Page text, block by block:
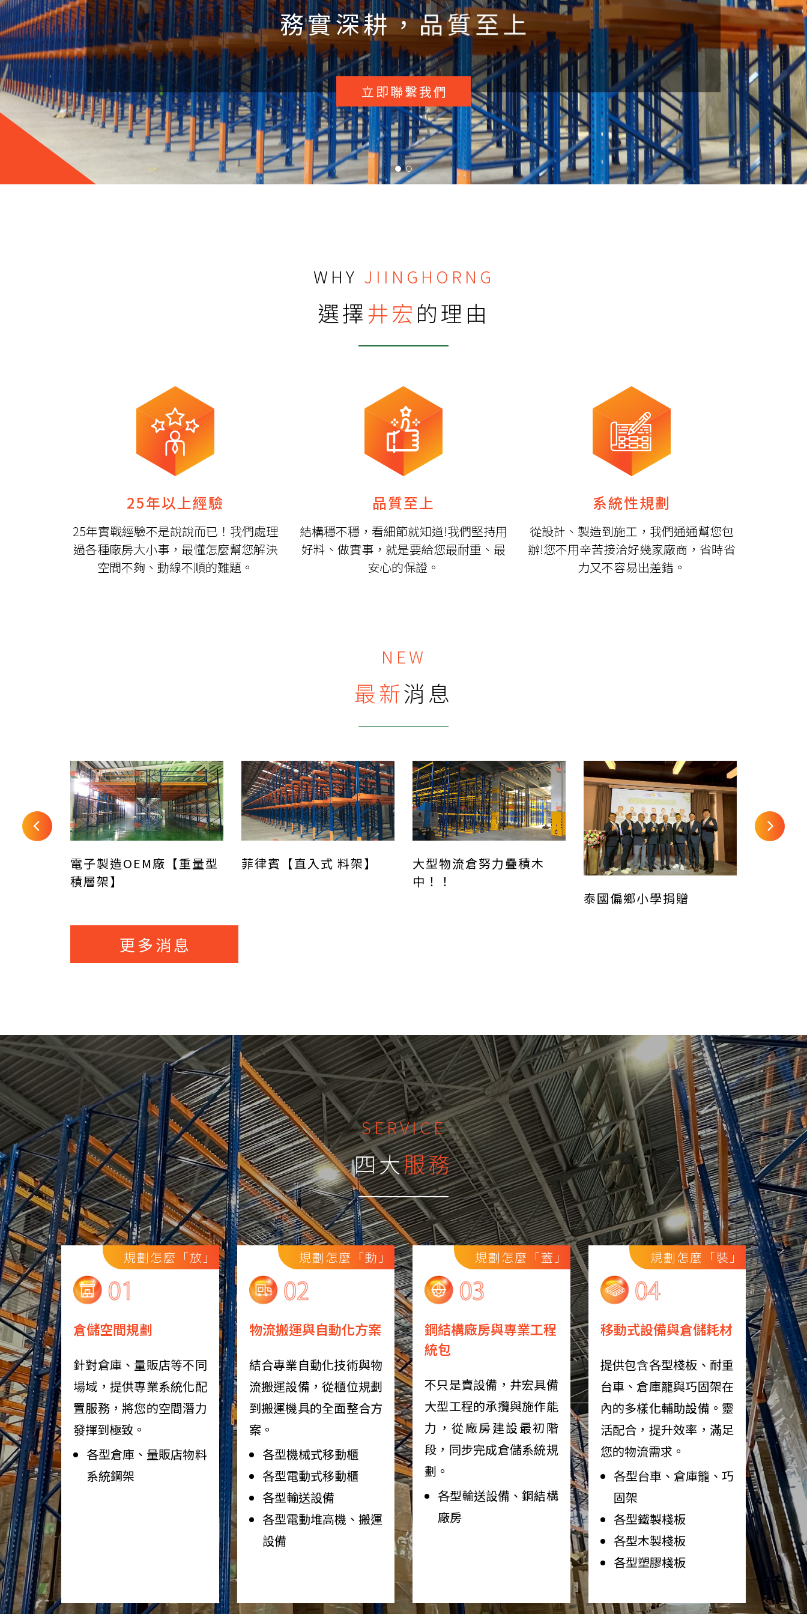
棧板式鋼架｜固定式鋼架｜機械式移動櫃｜特殊鋼架｜物流周邊輸送設備
立即洽談您的需求
WHY JIINGHORNG
選擇井宏的理由
25年以上經驗
25年實戰經驗不是說說而已！我們處理
過各種廠房大小事，最懂怎麼幫您解決
空間不夠、動線不順的難題。
品質至上
結構穩不穩，看細節就知道!我們堅持用
好料、做實事，就是要給您最耐重、最
安心的保證。
系統性規劃
從設計、製造到施工，我們通通幫您包
辦!您不用辛苦接洽好幾家廠商，省時省
力又不容易出差錯。
NEW
最新消息
電子製造OEM廠【重量型
積層架】
菲律賓【直入式 料架】
大型物流倉努力疊積木
中！！
泰國偏鄉小學捐贈
更多消息
SERVICE
四大服務
規劃怎麼「放」
倉儲空間規劃
針對倉庫、量販店等不同
場域，提供專業系統化配
置服務，將您的空間潛力
發揮到極致。
各型倉庫、量販店物料
系統鋼架
規劃怎麼「動」
物流搬運與自動化方案
結合專業自動化技術與物
流搬運設備，從櫃位規劃
到搬運機具的全面整合方
案。
各型機械式移動櫃
各型電動式移動櫃
各型輸送設備
各型電動堆高機、搬運
設備
規劃怎麼「蓋」
鋼結構廠房與專業工程
統包
不只是賣設備，井宏具備
大型工程的承攬與施作能
力，從廠房建設最初階
段，同步完成倉儲系統規
劃。
各型輸送設備、鋼結構
廠房
規劃怎麼「裝」
移動式設備與倉儲耗材
提供包含各型棧板、耐重
台車、倉庫籠與巧固架在
內的多樣化輔助設備。靈
活配合，提升效率，滿足
您的物流需求。
各型台車、倉庫籠、巧
固架
各型鐵製棧板
各型木製棧板
各型塑膠棧板